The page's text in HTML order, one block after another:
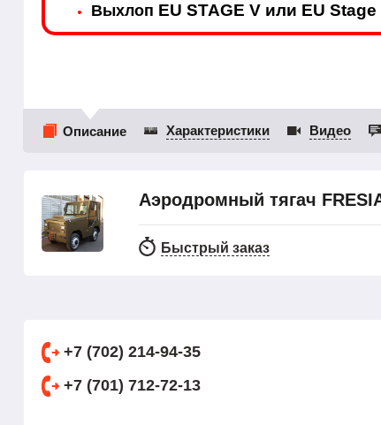
Выхлоп EU STAGE V или EU Stage
Описание Характеристики Видео
Аэродромный тягач
Быстрый заказ
+7 (702) 214-94-35
+7 (701) 712-72-13